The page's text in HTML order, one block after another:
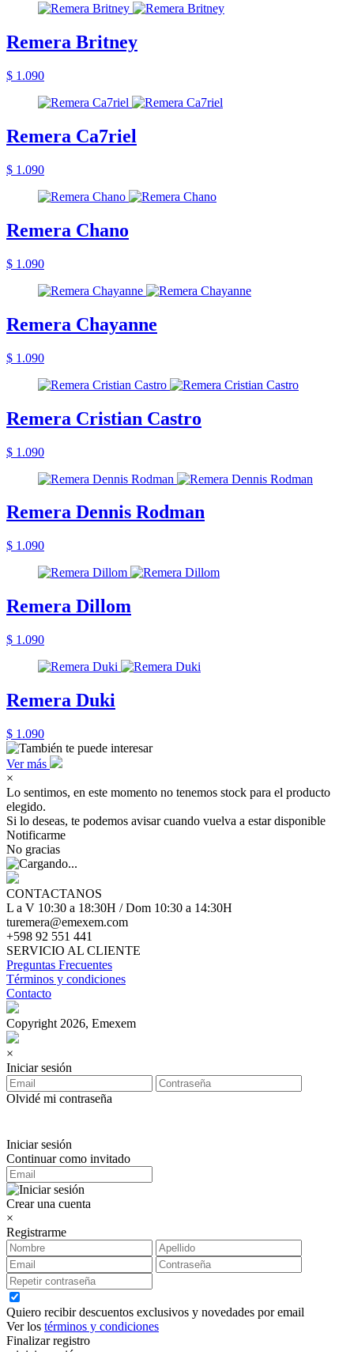
Remera Britney
$ 1.090
Remera Ca7riel
$ 1.090
Remera Chano
$ 1.090
Remera Chayanne
$ 1.090
Remera Cristian Castro
$ 1.090
Remera Dennis Rodman
$ 1.090
Remera Dillom
$ 1.090
Remera Duki
$ 1.090
Ver más
×
Lo sentimos, en este momento no tenemos stock para el producto
elegido.
Si lo deseas, te podemos avisar cuando vuelva a estar disponible
Notificarme
No gracias
CONTACTANOS
L a V 10:30 a 18:30H / Dom 10:30 a 14:30H
turemera@emexem.com
+598 92 551 441
SERVICIO AL CLIENTE
Preguntas Frecuentes
Términos y condiciones
Contacto
Copyright 2026, Emexem
×
Iniciar sesión
Olvidé mi contraseña
Iniciar sesión
Continuar como invitado
Crear una cuenta
×
Registrarme
Quiero recibir descuentos exclusivos y novedades por email
Ver los términos y condiciones
Finalizar registro